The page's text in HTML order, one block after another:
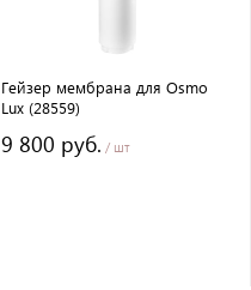
Гейзер мембрана для Osmo
Lux (28559)
9 800 руб. / шт